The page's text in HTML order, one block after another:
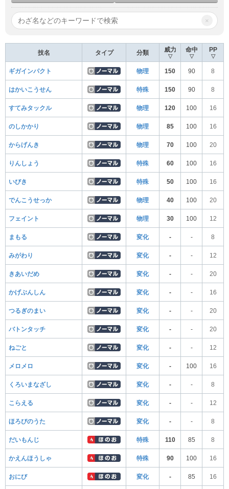
×
技名 タイプ 分類 威力
▽
命中
▽
PP
▽
ギガインパクト 物理 150 90 8
はかいこうせん 特殊 150 90 8
すてみタックル 物理 120 100 16
のしかかり 物理 85 100 16
からげんき 物理 70 100 20
りんしょう 特殊 60 100 16
いびき 特殊 50 100 16
でんこうせっか 物理 40 100 20
フェイント 物理 30 100 12
まもる 変化 - - 8
みがわり 変化 - - 12
きあいだめ 変化 - - 20
かげぶんしん 変化 - - 16
つるぎのまい 変化 - - 20
バトンタッチ 変化 - - 20
ねごと 変化 - - 12
メロメロ 変化 - 100 16
くろいまなざし 変化 - - 8
こらえる 変化 - - 12
ほろびのうた 変化 - - 8
だいもんじ 特殊 110 85 8
かえんほうしゃ 特殊 90 100 16
おにび 変化 - 85 16